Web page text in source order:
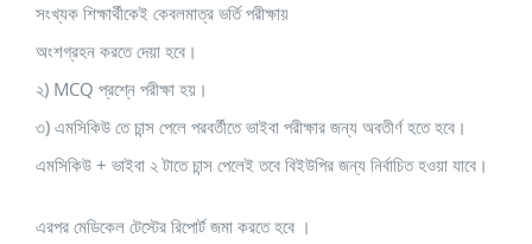
সংখ্যক শিক্ষার্থীকেই কেবলমাত্র ভর্তি পরীক্ষায়
অংশগ্রহন করতে দেয়া হবে।
২) MCQ প্রশ্নে পরীক্ষা হয়।
৩) এমসিকিউ তে চান্স পেলে পরবর্তীতে ভাইবা পরীক্ষার জন্য অবতীর্ণ হতে হবে।
এমসিকিউ + ভাইবা ২ টাতে চান্স পেলেই তবে বিইউপির জন্য নির্বাচিত হওয়া যাবে।
এরপর মেডিকেল টেস্টের রিপোর্ট জমা করতে হবে ।